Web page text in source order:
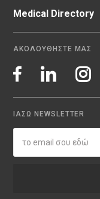
Medical Directory
ΑΚΟΛΟΥΘΗΣΤΕ ΜΑΣ
ΙΑΣΩ NEWSLETTER